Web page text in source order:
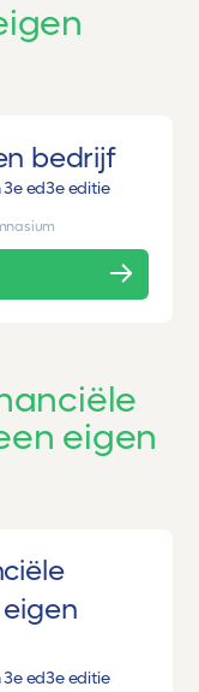
bedrijf
3e ed3e editie
eigen
3e ed3e editie